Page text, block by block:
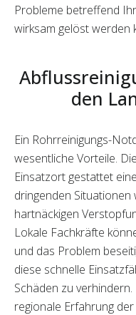
Probleme betreffend
wirksam gelöst werden
den
Ein Rohrreinigungs-
wesentliche Vorteile.
Einsatzort gestattet
dringenden
hartnäckigen
Lokale Fachkräfte
und das Problem
diese schnelle
Schäden zu
regionale Erfahrung